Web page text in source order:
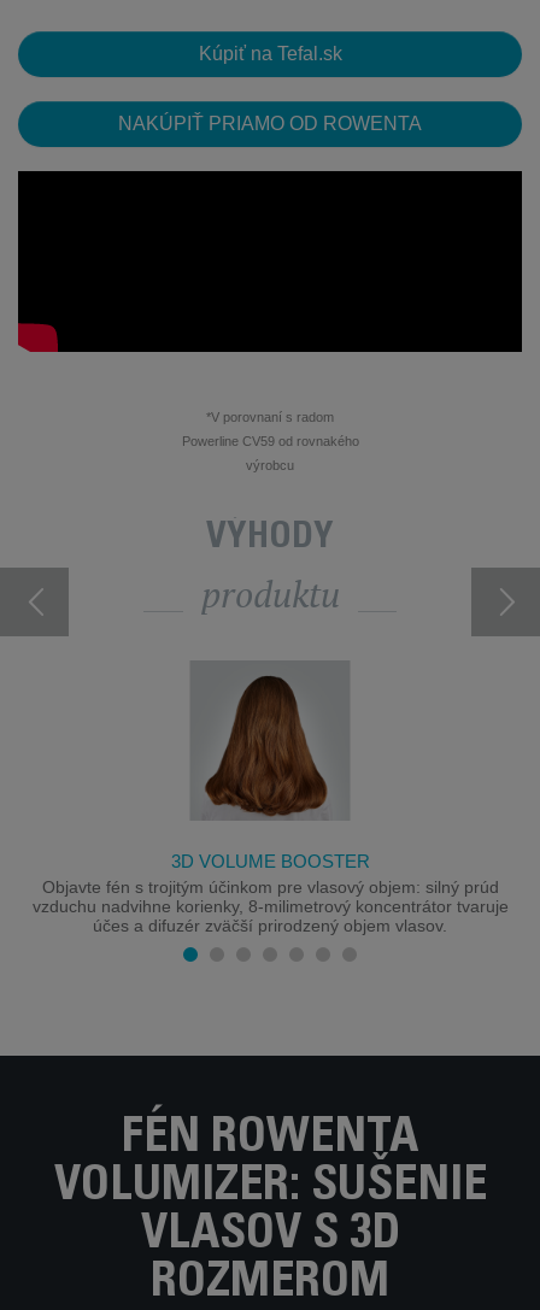
Kúpiť na Tefal.sk
NAKÚPIŤ PRIAMO OD ROWENTA
*V porovnaní s radom
Powerline CV59 od rovnakého
výrobcu
VÝHODY
produktu
3D VOLUME BOOSTER
Objavte fén s trojitým účinkom pre vlasový objem: silný prúd
vzduchu nadvihne korienky, 8-milimetrový koncentrátor tvaruje
účes a difuzér zväčší prirodzený objem vlasov.
FÉN ROWENTA
VOLUMIZER: SUŠENIE
VLASOV S 3D
ROZMEROM